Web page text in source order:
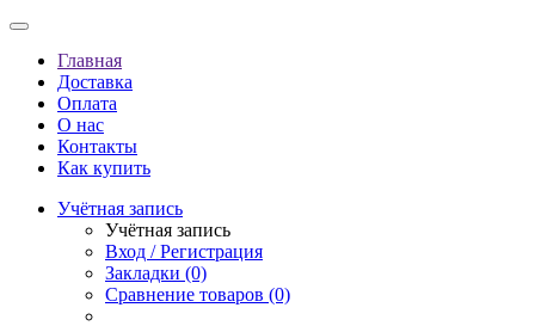
Главная
Доставка
Оплата
О нас
Контакты
Как купить
Учётная запись
Учётная запись
Вход / Регистрация
Закладки (0)
Сравнение товаров (0)